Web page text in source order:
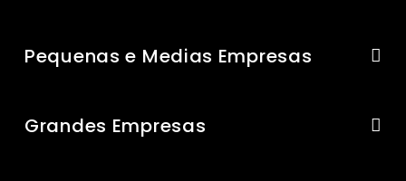
Pequenas e Medias Empresas
Grandes Empresas